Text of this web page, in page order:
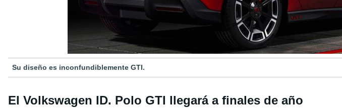
Su diseño es inconfundiblemente GTI.
El Volkswagen ID. Polo GTI llegará a finales de año